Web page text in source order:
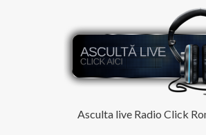
Asculta live Radio Click